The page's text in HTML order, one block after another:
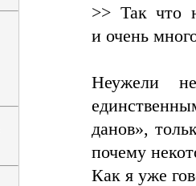
>> Так что
и очень
Неужели
данов»,
почему
Как я уже